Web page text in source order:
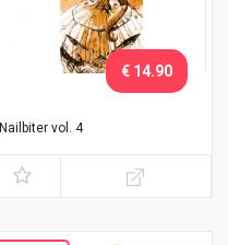
Nailbiter vol. 4
€ 14.90